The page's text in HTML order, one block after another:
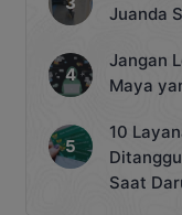
Juanda
Jangan
Maya
10
Saat